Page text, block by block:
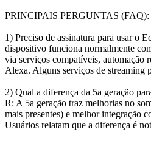
PRINCIPAIS PERGUNTAS (FAQ):
1) Preciso de assinatura para usar o
dispositivo funciona normalmente
via serviços compatíveis, automação
Alexa. Alguns serviços de streaming
2) Qual a diferença da 5a geração
R: A 5a geração traz melhorias no
mais presentes) e melhor integração
Usuários relatam que a diferença é